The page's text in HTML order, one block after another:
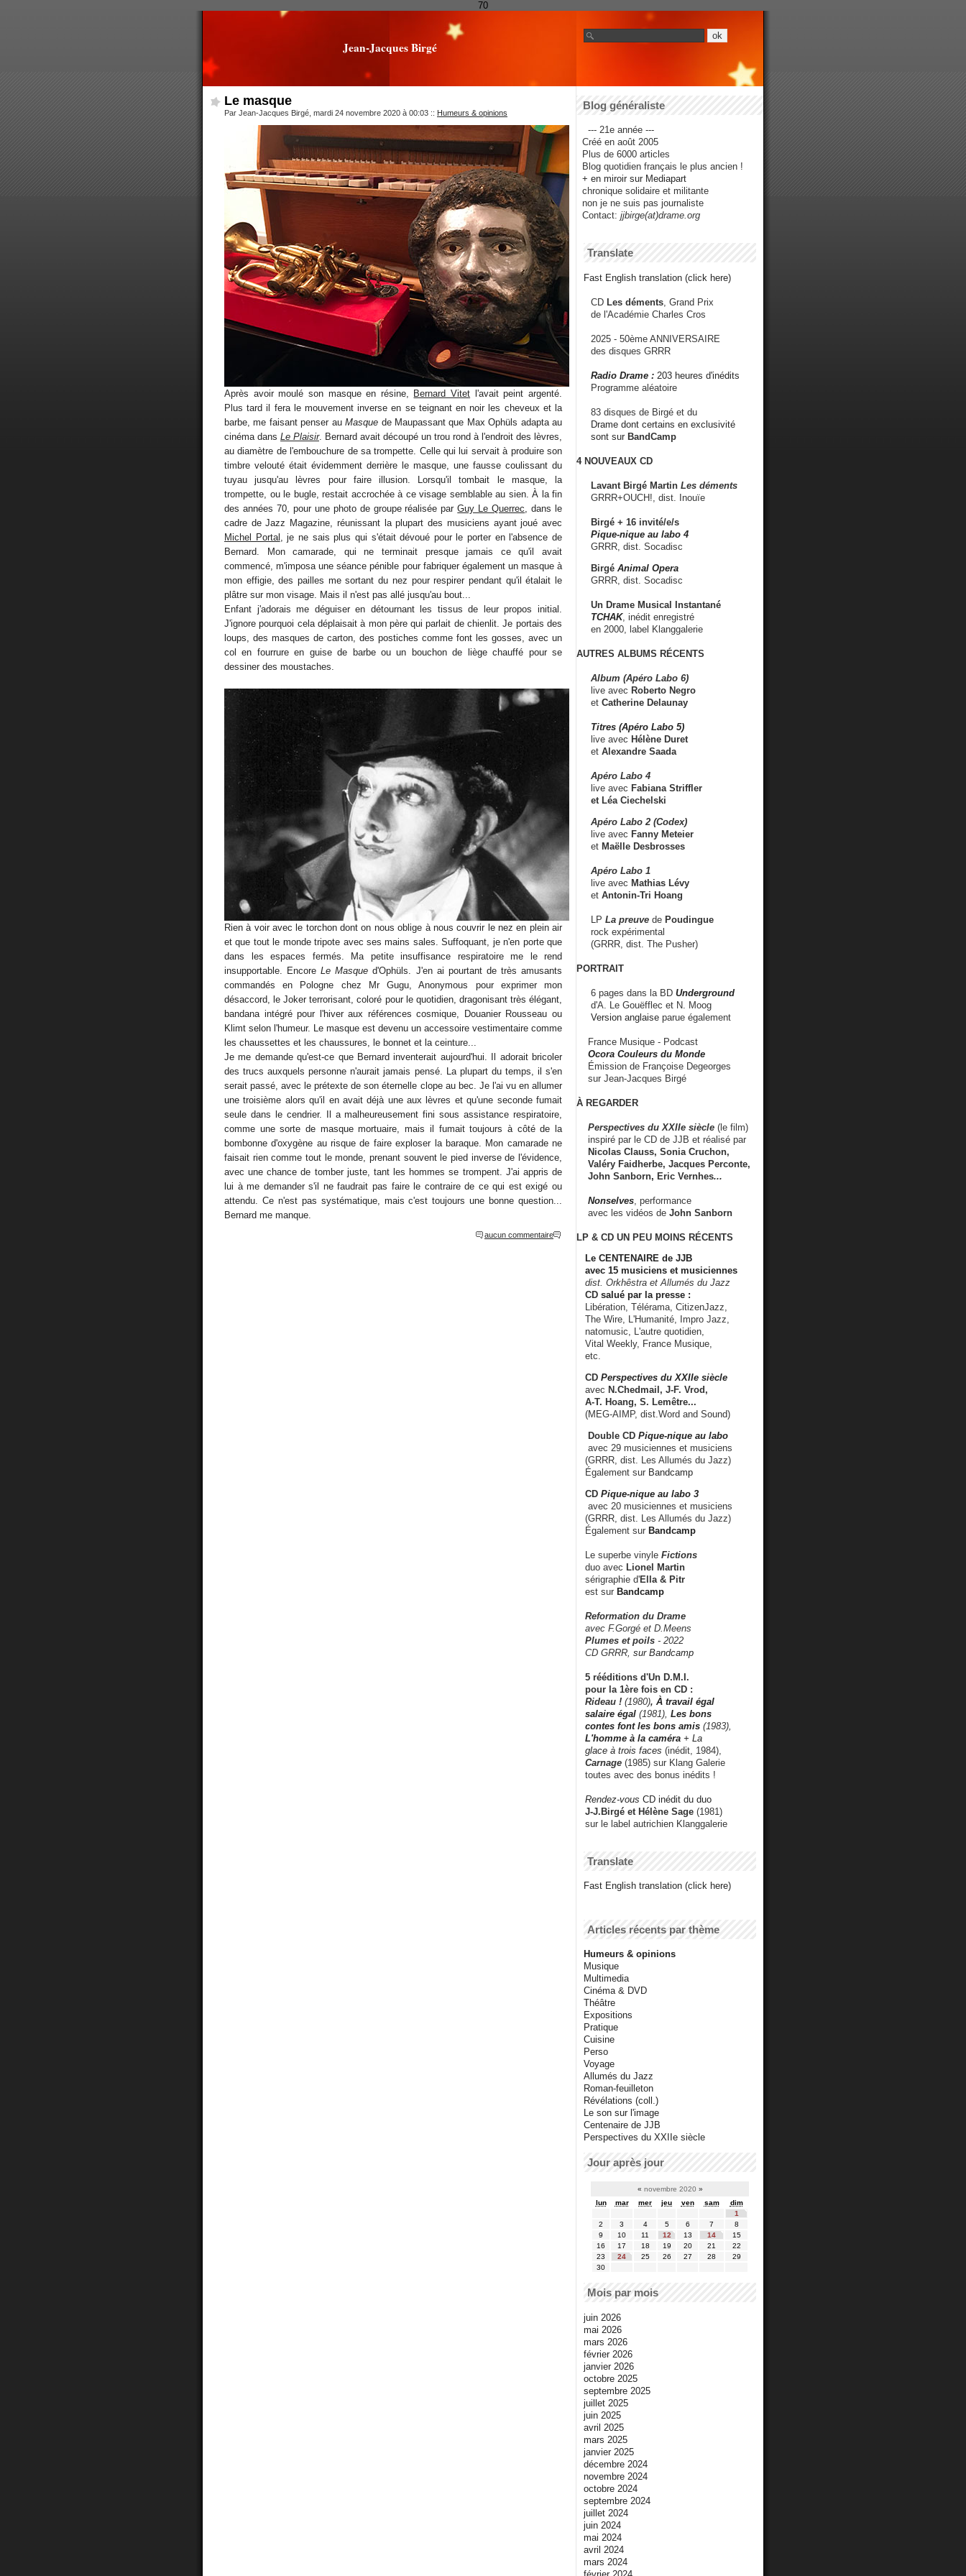
70
Jean-Jacques Birgé
Le masque
Par Jean-Jacques Birgé, mardi 24 novembre 2020 à 00:03 :: Humeurs & opinions
Après avoir moulé son masque en résine, Bernard Vitet l'avait peint argenté.
Plus tard il fera le mouvement inverse en se teignant en noir les cheveux et la
barbe, me faisant penser auMasque de Maupassant que Max Ophüls adapta au
cinéma dans Le Plaisir. Bernard avait découpé un trou rond à l'endroit des lèvres,
au diamètre de l'embouchure de sa trompette. Celle qui lui servait à produire son
timbre velouté était évidemment derrière le masque, une fausse coulissant du
tuyau jusqu'au lèvres pour faire illusion. Lorsqu'il tombait le masque, la
trompette, ou le bugle, restait accrochée à ce visage semblable au sien. À la fin
des années 70, pour une photo de groupe réalisée parGuy Le Querrec , dans le
cadre de Jazz Magazine, réunissant la plupart des musiciens ayant joué avec
Michel Portal
, je ne sais plus qui s'était dévoué pour le porter en l'absence de
Bernard. Mon camarade, qui ne terminait presque jamais ce qu'il avait
commencé, m'imposa une séance pénible pour fabriquer également un masque à
mon effigie, des pailles me sortant du nez pour respirer pendant qu'il étalait le
plâtre sur mon visage. Mais il n'est pas allé jusqu'au bout...
Enfant j'adorais me déguiser en détournant les tissus de leur propos initial.
J'ignore pourquoi cela déplaisait à mon père qui parlait de chienlit. Je portais des
loups, des masques de carton, des postiches comme font les gosses, avec un
col en fourrure en guise de barbe ou un bouchon de liège chauffé pour se
dessiner des moustaches.
Rien à voir avec le torchon dont on nous oblige à nous couvrir le nez en plein air
et que tout le monde tripote avec ses mains sales. Suffoquant, je n'en porte que
dans les espaces fermés. Ma petite insuffisance respiratoire me le rend
insupportable. EncoreLe Masque d'Ophüls. J'en ai pourtant de très amusants
commandés en Pologne chez Mr Gugu, Anonymous pour exprimer mon
désaccord, le Joker terrorisant, coloré pour le quotidien, dragonisant très élégant,
bandana intégré pour l'hiver aux références cosmique, Douanier Rousseau ou
Klimt selon l'humeur. Le masque est devenu un accessoire vestimentaire comme
les chaussettes et les chaussures, le bonnet et la ceinture...
Je me demande qu'est-ce que Bernard inventerait aujourd'hui. Il adorait bricoler
des trucs auxquels personne n'aurait jamais pensé. La plupart du temps, il s'en
serait passé, avec le prétexte de son éternelle clope au bec. Je l'ai vu en allumer
une troisième alors qu'il en avait déjà une aux lèvres et qu'une seconde fumait
seule dans le cendrier. Il a malheureusement fini sous assistance respiratoire,
comme une sorte de masque mortuaire, mais il fumait toujours à côté de la
bombonne d'oxygène au risque de faire exploser la baraque. Mon camarade ne
faisait rien comme tout le monde, prenant souvent le pied inverse de l'évidence,
avec une chance de tomber juste, tant les hommes se trompent. J'ai appris de
lui à me demander s'il ne faudrait pas faire le contraire de ce qui est exigé ou
attendu. Ce n'est pas systématique, mais c'est toujours une bonne question...
Bernard me manque.
aucun commentaire
Blog généraliste
--- 21e année ---
Créé en août 2005
Plus de 6000 articles
Blog quotidien français le plus ancien !
+ en miroir sur Mediapart
chronique solidaire et militante
non je ne suis pas journaliste
Contact: jjbirge(at)drame.org
Translate
Fast English translation (click here)
CD Les déments , Grand Prix
de l'Académie Charles Cros
2025 - 50ème ANNIVERSAIRE
des disques GRRR
Radio Drame : 203 heures d'inédits
Programme aléatoire
83 disques de Birgé et du
Drame dont certains en exclusivité
sont sur BandCamp
4 NOUVEAUX CD
Lavant Birgé Martin Les déments
GRRR+OUCH!, dist. Inouïe
Birgé + 16 invité/e/s
Pique-nique au labo 4
GRRR, dist. Socadisc
Birgé Animal Opera
GRRR, dist. Socadisc
Un Drame Musical Instantané
TCHAK, inédit enregistré
en 2000, label Klanggalerie
AUTRES ALBUMS RÉCENTS
Album (Apéro Labo 6)
live avec Roberto Negro
et Catherine Delaunay
Titres (Apéro Labo 5)
live avec Hélène Duret
et Alexandre Saada
Apéro Labo 4
live avec Fabiana Striffler
et Léa Ciechelski
Apéro Labo 2 (Codex)
live avec Fanny Meteier
et Maëlle Desbrosses
Apéro Labo 1
live avec Mathias Lévy
et Antonin-Tri Hoang
LP La preuve de Poudingue
rock expérimental
(GRRR, dist. The Pusher)
PORTRAIT
6 pages dans la BD Underground
d'A. Le Gouëfflec et N. Moog
Version anglaise parue également
France Musique - Podcast
Ocora Couleurs du Monde
Émission de Françoise Degeorges
sur Jean-Jacques Birgé
À REGARDER
Perspectives du XXIIe siècle (le film)
inspiré par le CD de JJB et réalisé par
Nicolas Clauss, Sonia Cruchon,
Valéry Faidherbe, Jacques Perconte,
John Sanborn, Eric Vernhes...
Nonselves , performance
avec les vidéos de John Sanborn
LP & CD UN PEU MOINS RÉCENTS
Le CENTENAIRE de JJB
avec 15 musiciens et musiciennes
dist. Orkhêstra et Allumés du Jazz
CD salué par la presse :
Libération, Télérama, CitizenJazz,
The Wire, L'Humanité, Impro Jazz,
natomusic, L'autre quotidien,
Vital Weekly, France Musique,
etc.
CD Perspectives du XXIIe siècle
avec N.Chedmail, J-F. Vrod,
A-T. Hoang, S. Lemêtre...
(MEG-AIMP, dist.Word and Sound)
Double CD Pique-nique au labo
avec 29 musiciennes et musiciens
(GRRR, dist. Les Allumés du Jazz)
Également sur Bandcamp
CD Pique-nique au labo 3
avec 20 musiciennes et musiciens
(GRRR, dist. Les Allumés du Jazz)
Également sur Bandcamp
Le superbe vinyle Fictions
duo avec Lionel Martin
sérigraphie d'Ella & Pitr
est sur Bandcamp
Reformation du Drame
avec F.Gorgé et D.Meens
Plumes et poils - 2022
CD GRRR, sur Bandcamp
5 rééditions d'Un D.M.I.
pour la 1ère fois en CD :
Rideau ! (1980), À travail égal
salaire égal (1981), Les bons
contes font les bons amis (1983),
L'homme à la caméra + La
glace à trois faces (inédit, 1984),
Carnage (1985) sur Klang Galerie
toutes avec des bonus inédits !
Rendez-vous CD inédit du duo
J-J.Birgé et Hélène Sage (1981)
sur le label autrichien Klanggalerie
Translate
Fast English translation (click here)
Articles récents par thème
Humeurs & opinions
Musique
Multimedia
Cinéma & DVD
Théâtre
Expositions
Pratique
Cuisine
Perso
Voyage
Allumés du Jazz
Roman-feuilleton
Révélations (coll.)
Le son sur l'image
Centenaire de JJB
Perspectives du XXIIe siècle
Jour après jour
« novembre 2020 »
lun
mar mer jeu ven sam
dim
1
2
3 4 5 6 7
8
9
10 11 12 13 14
15
16
17 18 19 20 21
22
23
24 25 26 27 28
29
30
Mois par mois
juin 2026
mai 2026
mars 2026
février 2026
janvier 2026
octobre 2025
septembre 2025
juillet 2025
juin 2025
avril 2025
mars 2025
janvier 2025
décembre 2024
novembre 2024
octobre 2024
septembre 2024
juillet 2024
juin 2024
mai 2024
avril 2024
mars 2024